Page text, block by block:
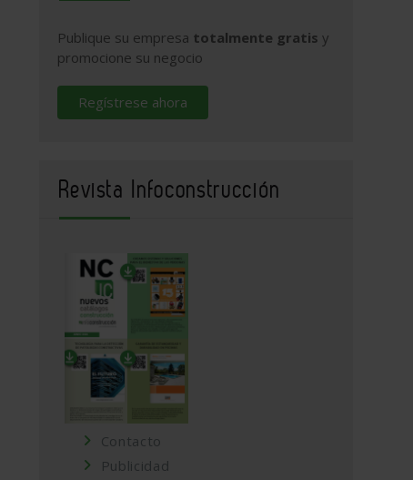
Publique su empresa totalmente gratis y
promocione su negocio
Regístrese ahora
Revista Infoconstrucción
Contacto
Publicidad